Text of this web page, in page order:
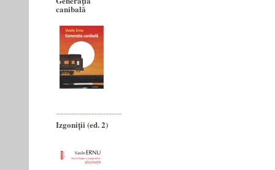
canibală
Izgoniții (ed. 2)